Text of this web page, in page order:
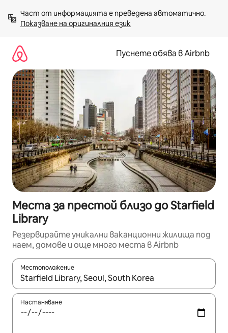
към
съдържанието
Показване на оригиналния език
Пуснете обява в Airbnb
Места за престой близо до Starfield
Library
Резервирайте уникални ваканционни жилища под
наем, домове и още много места в Airbnb
Местоположение
Когато резултатите се покажат, използвайте
Настаняване